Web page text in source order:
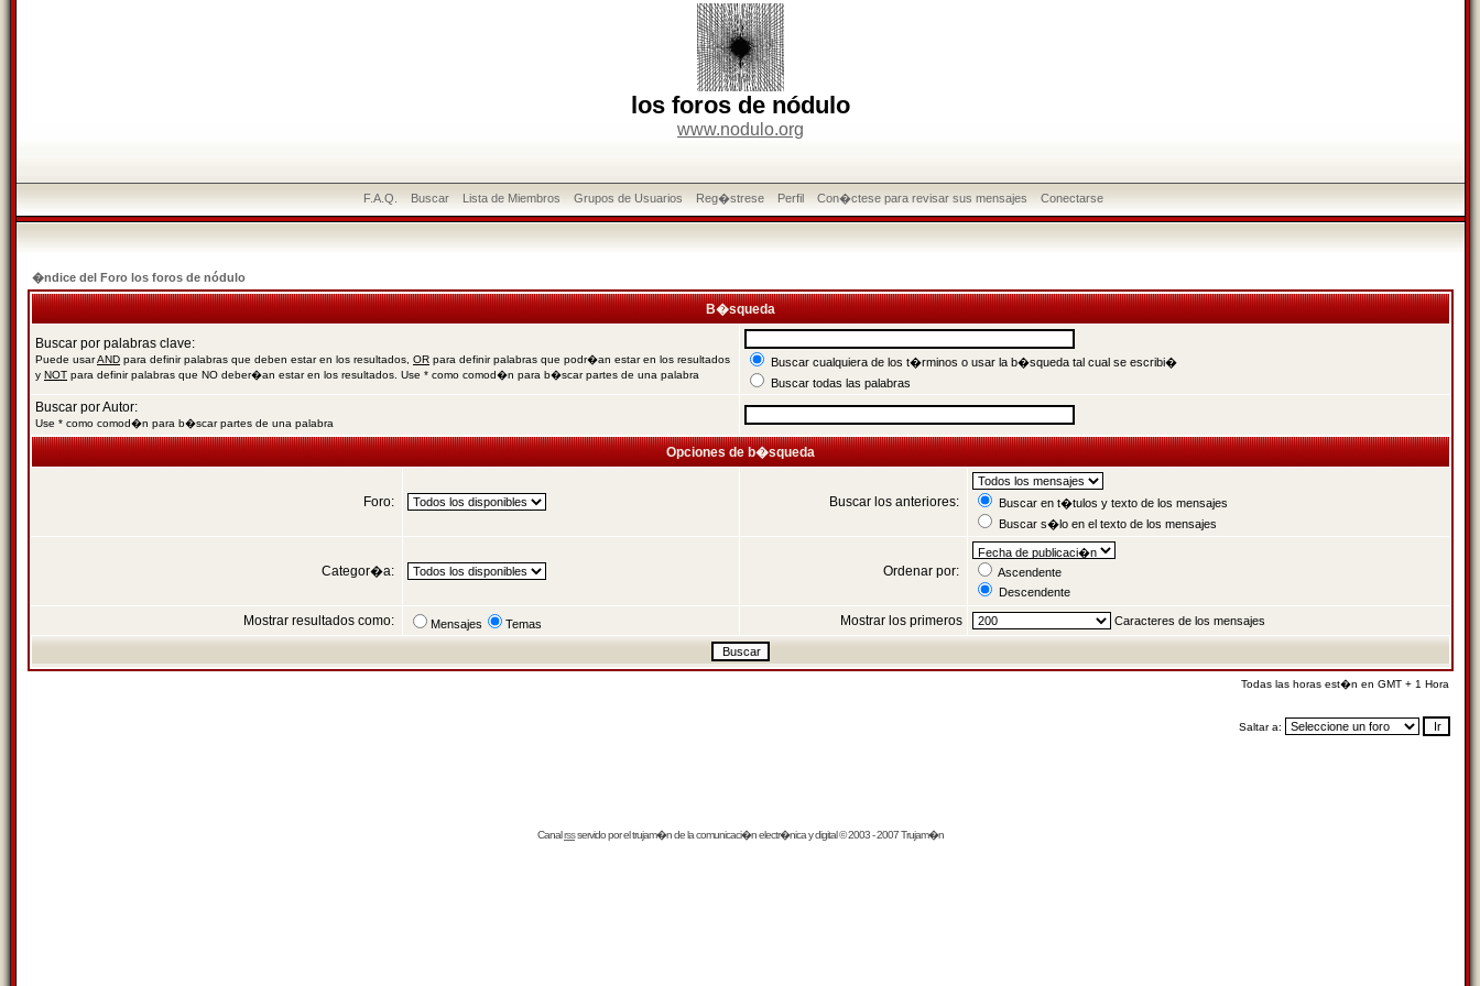
los foros de nódulo
www.nodulo.org
F.A.Q. Buscar Lista de Miembros Grupos de Usuarios Reg�strese Perfil Con�ctese para revisar sus mensajes Conectarse
�ndice del Foro los foros de nódulo
B�squeda
Buscar por palabras clave:
Puede usarAND para definir palabras que deben estar en los resultados, OR para definir palabras que podr�an estar en los resultados
y NOT para definir palabras que NO deber�an estar en los resultados. Use * como comod�n para b�scar partes de una palabra
Buscar cualquiera de los t�rminos o usar la b�squeda tal cual se escribi�
Buscar todas las palabras
Buscar por Autor:
Use * como comod�n para b�scar partes de una palabra
Opciones de b�squeda
Foro: Buscar los anteriores:
Buscar en t�tulos y texto de los mensajes
Buscar s�lo en el texto de los mensajes
Categor�a: Ordenar por:
Ascendente
Descendente
Mostrar resultados como: Mensajes Temas Mostrar los primeros Caracteres de los mensajes
Todas las horas est�n en GMT + 1 Hora
Saltar a:
Canalrssservido por eltrujam�nde la comunicaci�n electr�nica y digital © 2003 - 2007 Trujam�n